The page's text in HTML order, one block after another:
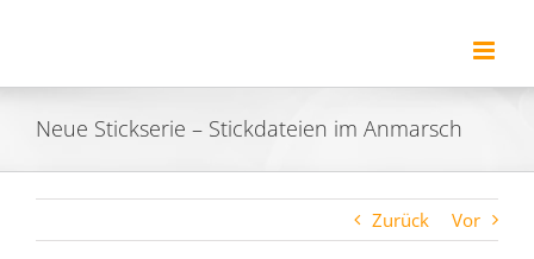
springen
Neue Stickserie – Stickdateien im Anmarsch
Zurück Vor